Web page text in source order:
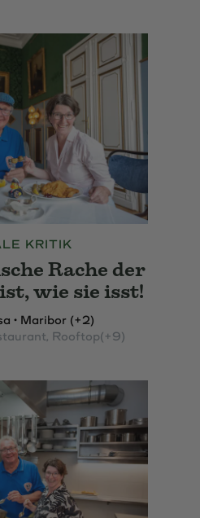
KRITIK
Rache der
wie sie isst!
• Maribor (+2)
, Rooftop(+9)